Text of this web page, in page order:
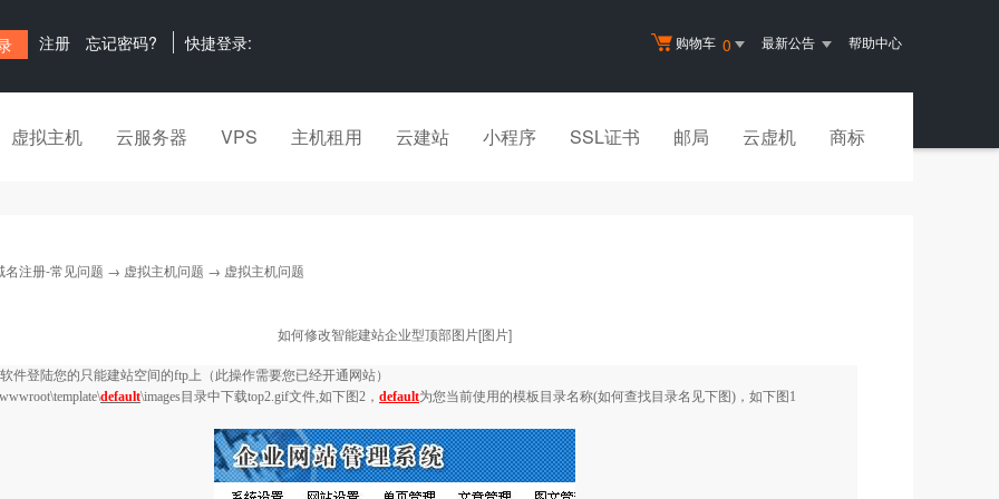
购物车 0 最新公告 帮助中心
注册 忘记密码? 快捷登录:
虚拟主机 云服务器 VPS 主机租用 云建站 小程序 SSL证书 邮局 云虚机 商标
名注册-常见问题 → 虚拟主机问题 → 虚拟主机问题
如何修改智能建站企业型顶部图片[图片]
软件登陆您的只能建站空间的ftp上（此操作需要您已经开通网站）
wwwroot\template\default\images目录中下载top2.gif文件,如下图2 ， default为您当前使用的模板目录名称(如何查找目录名见下图)，如下图 1